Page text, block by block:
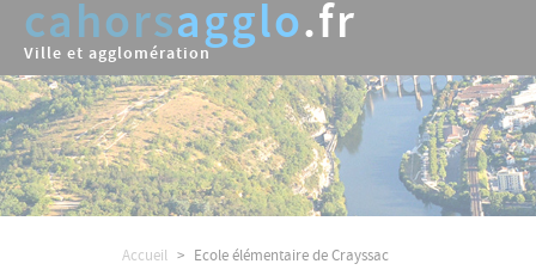
Aller
contenu
principal
cahorsagglo.fr
Ville et agglomération
Accueil Ecole élémentaire de Crayssac